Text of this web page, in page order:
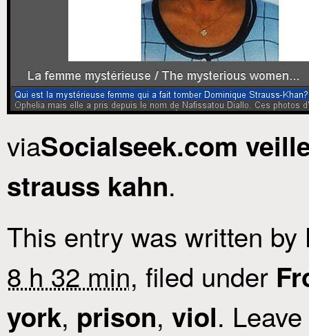
viaSocialseek.com
strauss kahn.
This entry was written by
8 h 32 min, filed under
york, prison, viol.